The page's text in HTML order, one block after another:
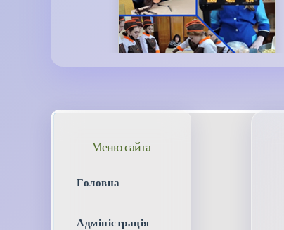
Меню сайта
Головна
Адміністрація